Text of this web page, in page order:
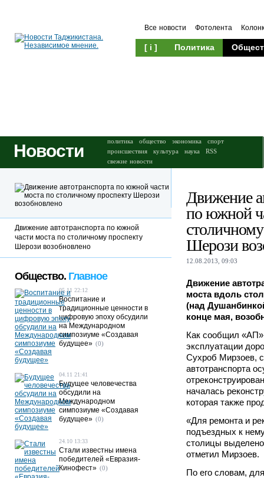
Все новости Фотолента
[ i ] Политика
Новости политика общество экономика
спорт
происшествия
культура наука
RSS
свежие новости
Движение
по южной
Шерози
12.08.2013, 09:03
Движение
моста вдоль
(над
конце мая,
Как сообщил «АП»
эксплуатации
Сухроб Мирзоев,
автотранспорта
началась
которая также
«Для ремонта и
подъездных к
столицы
отметил Мирзоев.
По его словам,
Движение автотранспорта по южной
части моста по столичному проспекту
Шерози возобновлено
Общество. Главное
05.11 22:12
Воспитание и
традиционные ценности в
цифровую эпоху обсудили
на Международном
симпозиуме «Создавая
будущее» (0)
04.11 21:41
Будущее человечества
обсудили на
Международном
симпозиуме «Создавая
будущее» (0)
24.10 13:33
Стали известны имена
победителей «Евразия-
Кинофест» (0)